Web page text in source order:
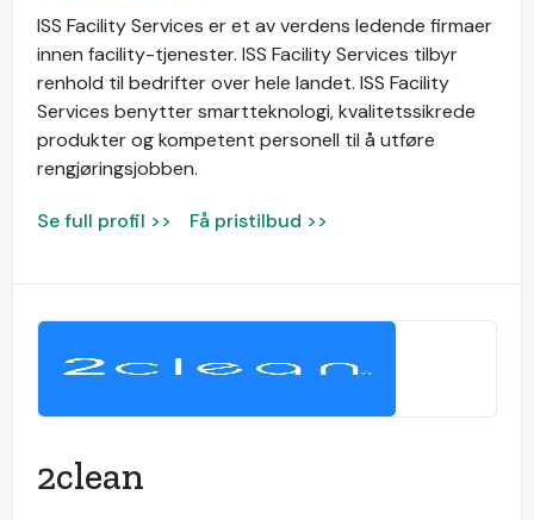
ISS Facility Services er et av verdens ledende firmaer
innen facility-tjenester. ISS Facility Services tilbyr
renhold til bedrifter over hele landet. ISS Facility
Services benytter smartteknologi, kvalitetssikrede
produkter og kompetent personell til å utføre
rengjøringsjobben.
Se full profil >> Få pristilbud >>
2clean